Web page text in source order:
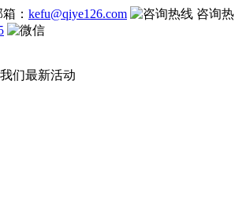
： kefu@qiye126.com
咨询热
们最新活动